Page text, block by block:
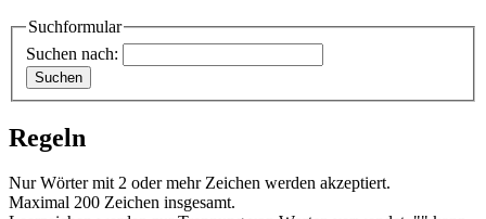
Suchformular
Suchen nach:
Regeln
Nur Wörter mit 2 oder mehr Zeichen werden akzeptiert.
Maximal 200 Zeichen insgesamt.